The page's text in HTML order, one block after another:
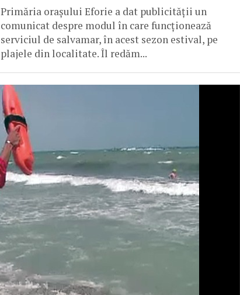
Primăria orașului Eforie a dat publicității un
comunicat despre modul în care funcționează
serviciul de salvamar, în acest sezon estival, pe
plajele din localitate. Îl redăm...